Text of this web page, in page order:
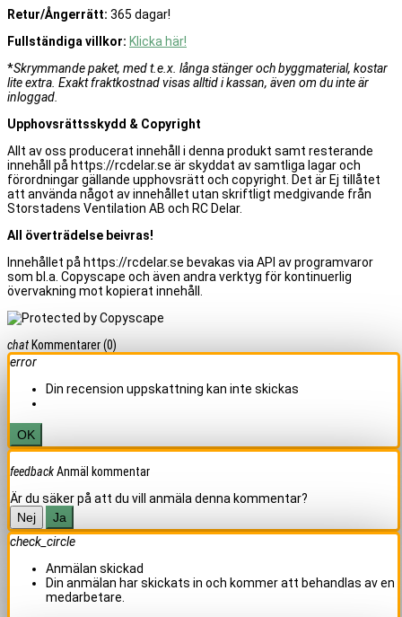
Retur/Ångerrätt: 365 dagar!
Fullständiga villkor: Klicka här!
*Skrymmande paket, med t.e.x. långa stänger och byggmaterial, kostar
lite extra. Exakt fraktkostnad visas alltid i kassan, även om du inte är
inloggad.
Upphovsrättsskydd & Copyright
Allt av oss producerat innehåll i denna produkt samt resterande
innehåll på https://rcdelar.se är skyddat av samtliga lagar och
förordningar gällande upphovsrätt och copyright. Det är Ej tillåtet
att använda något av innehållet utan skriftligt medgivande från
Storstadens Ventilation AB och RC Delar.
All överträdelse beivras!
Innehållet på https://rcdelar.se bevakas via API av programvaror
som bl.a. Copyscape och även andra verktyg för kontinuerlig
övervakning mot kopierat innehåll.
chatKommentarer(0)
error
Din recension uppskattning kan inte skickas
OK
feedbackAnmäl kommentar
Är du säker på att du vill anmäla denna kommentar?
Nej
Ja
check_circle
Anmälan skickad
Din anmälan har skickats in och kommer att behandlas av en
medarbetare.